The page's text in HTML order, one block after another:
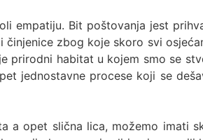
empatiju. Bit poštovanja jest
zbog koje skoro svi
prirodni habitat u kojem smo se
jednostavne procese koji se
a opet slična lica, možemo imati